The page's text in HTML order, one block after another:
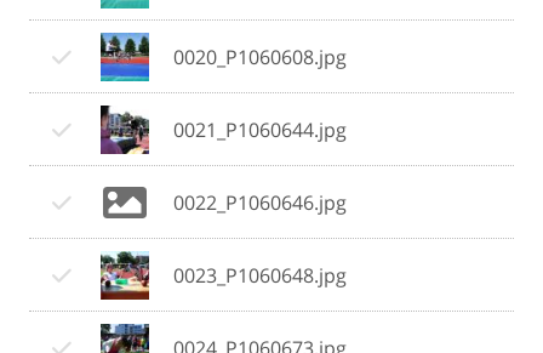
0020_P1060608.jpg
0021_P1060644.jpg
0022_P1060646.jpg
0023_P1060648.jpg